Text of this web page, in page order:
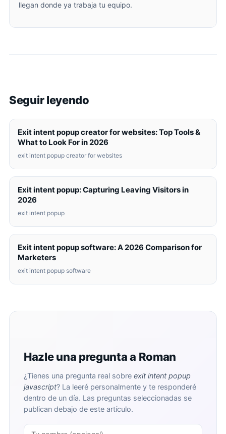
llegan donde ya trabaja tu equipo.
Seguir leyendo
Exit intent popup creator for websites: Top Tools &
What to Look For in 2026
exit intent popup creator for websites
Exit intent popup: Capturing Leaving Visitors in
2026
exit intent popup
Exit intent popup software: A 2026 Comparison for
Marketers
exit intent popup software
Hazle una pregunta a Roman
¿Tienes una pregunta real sobre exit intent popup
javascript? La leeré personalmente y te responderé
dentro de un día. Las preguntas seleccionadas se
publican debajo de este artículo.